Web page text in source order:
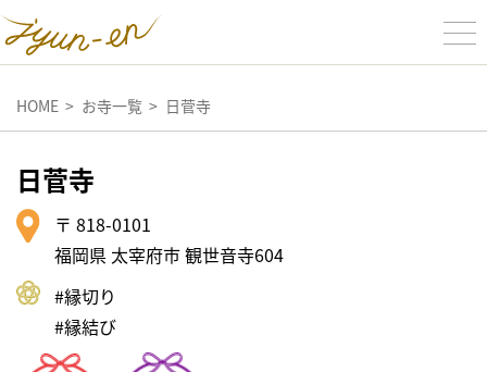
HOME お寺一覧 日菅寺
日菅寺
〒 818-0101
福岡県 太宰府市 観世音寺604
#縁切り
#縁結び